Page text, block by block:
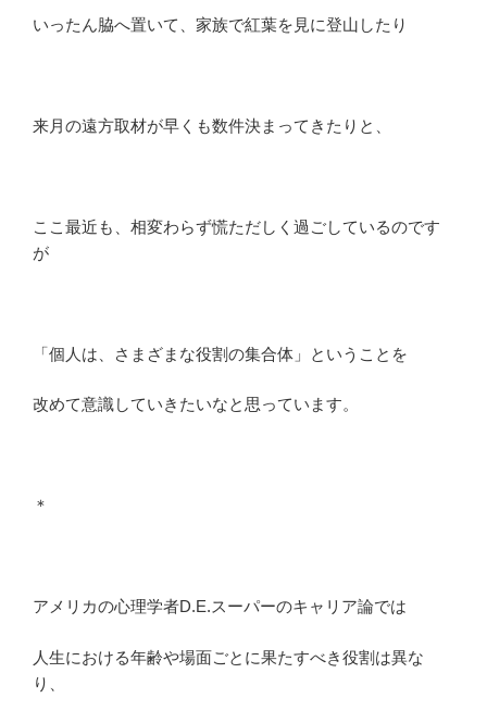
いったん脇へ置いて、家族で紅葉を見に登山したり
来月の遠方取材が早くも数件決まってきたりと、
ここ最近も、相変わらず慌ただしく過ごしているのです
が
「個人は、さまざまな役割の集合体」ということを
改めて意識していきたいなと思っています。
＊
アメリカの心理学者D.E.スーパーのキャリア論では
人生における年齢や場面ごとに果たすべき役割は異な
り、